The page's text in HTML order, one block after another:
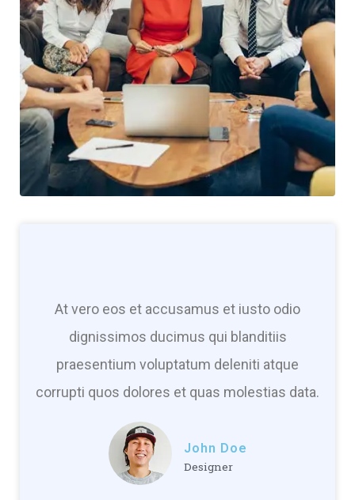
At vero eos et accusamus et iusto odio
dignissimos ducimus qui blanditiis
praesentium voluptatum deleniti atque
corrupti quos dolores et quas molestias data.
John Doe
Designer